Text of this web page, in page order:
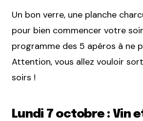
Un bon verre, une planche
pour bien commencer votre
programme des 5 apéros à ne
Attention, vous allez vouloir
soirs !
Lundi 7 octobre : Vin